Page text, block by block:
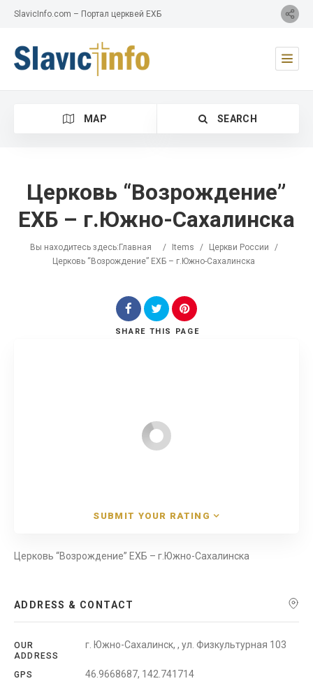
SlavicInfo.com – Портал церквей ЕХБ
MAP SEARCH
Category
Location
Церковь “Возрождение”
ЕХБ – г.Южно-Сахалинска
Вы находитесь здесь:Главная / Items / Церкви России
/
Церковь “Возрождение” ЕХБ – г.Южно-Сахалинска
SHARE THIS PAGE
SUBMIT YOUR RATING
Церковь “Возрождение” ЕХБ – г.Южно-Сахалинска
ADDRESS & CONTACT
OUR
ADDRESS
г. Южно-Сахалинск, , ул. Физкультурная 103
GPS 46.9668687, 142.741714